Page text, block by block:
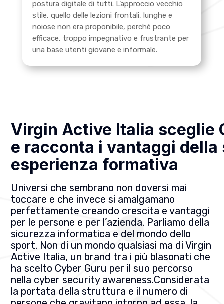
postura digitale di tutti. L’approccio vecchio
stile, quello delle lezioni frontali, lunghe e
noiose non era proponibile, perché poco
efficace, troppo impegnativo e frustrante per
una base utenti giovane e informale.
Virgin Active Italia sceglie
e racconta i vantaggi della
esperienza formativa
Universi che sembrano non doversi mai
toccare e che invece si amalgamano
perfettamente creando crescita e vantaggi
per le persone e per l’azienda. Parliamo della
sicurezza informatica e del mondo dello
sport. Non di un mondo qualsiasi ma di Virgin
Active Italia, un brand tra i più blasonati che
ha scelto Cyber Guru per il suo percorso
nella cyber security awareness.Considerata
la portata della struttura e il numero di